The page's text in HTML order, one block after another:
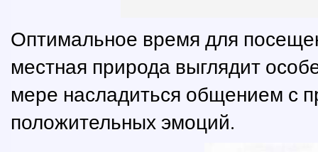
Оптимальное время для
местная природа выглядит
мере насладиться общением с
положительных эмоций.